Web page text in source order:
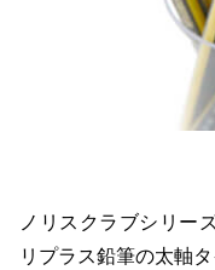
ノリスクラブシリー
リプラス鉛筆の太軸